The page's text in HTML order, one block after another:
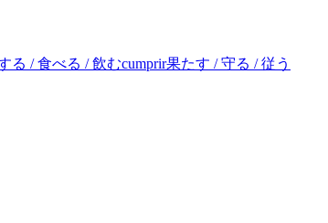
る / 食べる / 飲むcumprir果たす / 守る / 従う